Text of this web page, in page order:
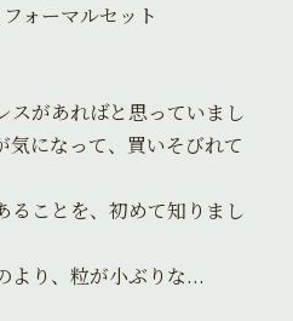
ォーマルセット
スがあればと思っていまし
気になって、買いそびれて
ることを、初めて知りまし
より、粒が小ぶりな...